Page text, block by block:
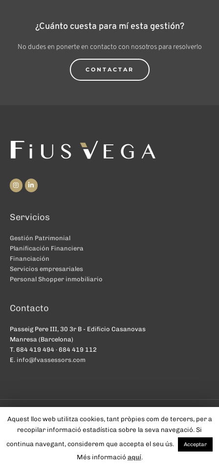
¿Cuánto cuesta para mí esta gestión?
No dudes en ponerte en contacto con nosotros para resolverlo
CONTACTAR
Servicios
Gestión Patrimonial
Planificación Financiera
Financiación
Servicios empresariales
Personal Shopper inmobiliario
Contacto
Passeig Pere III, 30 3r B - Edificio Casanovas
Manresa (Barcelona)
T. 684 419 494 · 684 419 112
E. info@fvassessors.com
Copyright © 2026 FV Assessors ·Avís legal·Política de Privacitat ·
Accessibilitat
· Un lloc web depikstudio
Aquest lloc web utilitza cookies, tant pròpies com de tercers, per a
recopilar informació estadística sobre la seva navegació. Si
continua navegant, considerem que accepta el seu ús.
Acceptar
Més informació aquí.